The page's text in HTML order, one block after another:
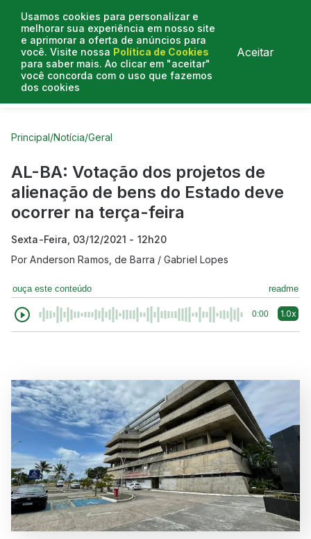
Usamos cookies para personalizar e
melhorar sua experiência em nosso site
e aprimorar a oferta de anúncios para
você. Visite nossa Política de Cookies
para saber mais. Ao clicar em "aceitar"
você concorda com o uso que fazemos
dos cookies
Aceitar
Curtas do Poder
Principal/Notícia/Geral
AL-BA: Votação dos projetos de
alienação de bens do Estado deve
ocorrer na terça-feira
Sexta-Feira, 03/12/2021 - 12h20
PorAnderson Ramos, de Barra / Gabriel Lopes
ouça este conteúdo readme
0:00 1.0x